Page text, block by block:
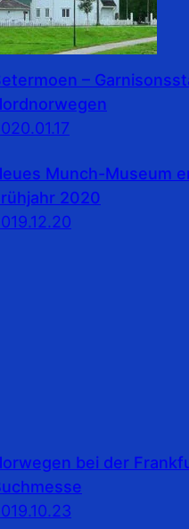
–
Munch-Museum
2020
bei der